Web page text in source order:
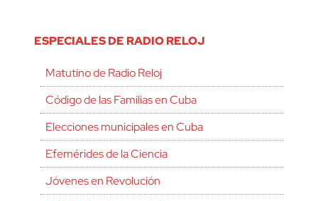
ESPECIALES DE RADIO RELOJ
Matutino de Radio Reloj
Código de las Familias en Cuba
Elecciones municipales en Cuba
Efemérides de la Ciencia
Jóvenes en Revolución